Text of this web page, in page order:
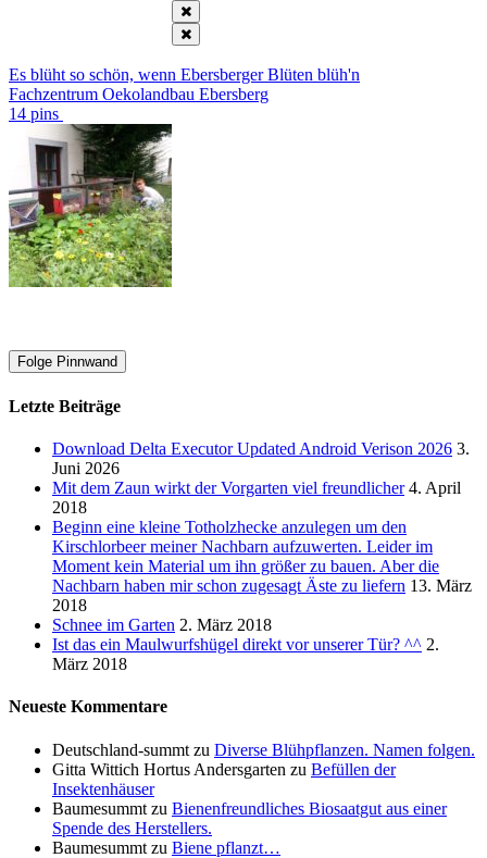
Es blüht so schön, wenn Ebersberger Blüten blüh'n
Fachzentrum Oekolandbau Ebersberg
14 pins
Folge Pinnwand
Letzte Beiträge
Download Delta Executor Updated Android Verison 2026 3.
Juni 2026
Mit dem Zaun wirkt der Vorgarten viel freundlicher 4. April
2018
Beginn eine kleine Totholzhecke anzulegen um den
Kirschlorbeer meiner Nachbarn aufzuwerten. Leider im
Moment kein Material um ihn größer zu bauen. Aber die
Nachbarn haben mir schon zugesagt Äste zu liefern 13. März
2018
Schnee im Garten 2. März 2018
Ist das ein Maulwurfshügel direkt vor unserer Tür? ^^ 2.
März 2018
Neueste Kommentare
Deutschland-summt zu Diverse Blühpflanzen. Namen folgen.
Gitta Wittich Hortus Andersgarten zu Befüllen der
Insektenhäuser
Baumesummt zu Bienenfreundliches Biosaatgut aus einer
Spende des Herstellers.
Baumesummt zu Biene pflanzt…